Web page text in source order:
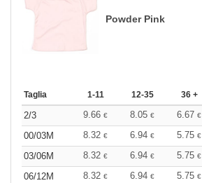
Powder Pink
Taglia 1-11 12-35 36 +
2/3 9.66 € 8.05 € 6.67 €
00/03M
8.32 € 6.94 € 5.75 €
03/06M
8.32 € 6.94 € 5.75 €
06/12M
8.32 € 6.94 € 5.75 €